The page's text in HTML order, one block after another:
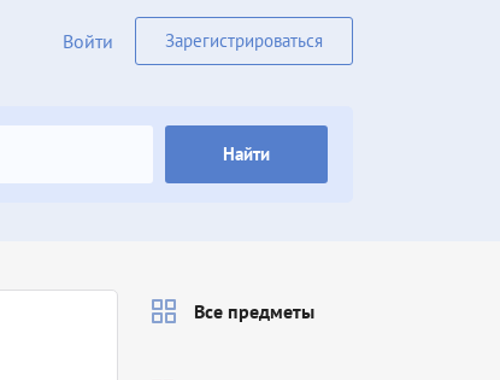
Войти Зарегистрироваться
Найти
Все предметы